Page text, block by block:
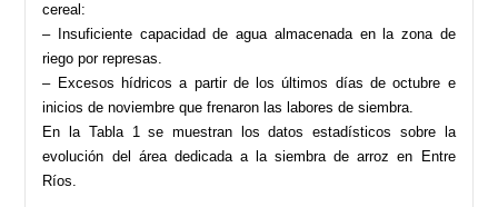
cereal:
– Insuficiente capacidad de agua almacenada en la zona de
riego por represas.
– Excesos hídricos a partir de los últimos días de octubre e
inicios de noviembre que frenaron las labores de siembra.
En la Tabla 1 se muestran los datos estadísticos sobre la
evolución del área dedicada a la siembra de arroz en Entre
Ríos.